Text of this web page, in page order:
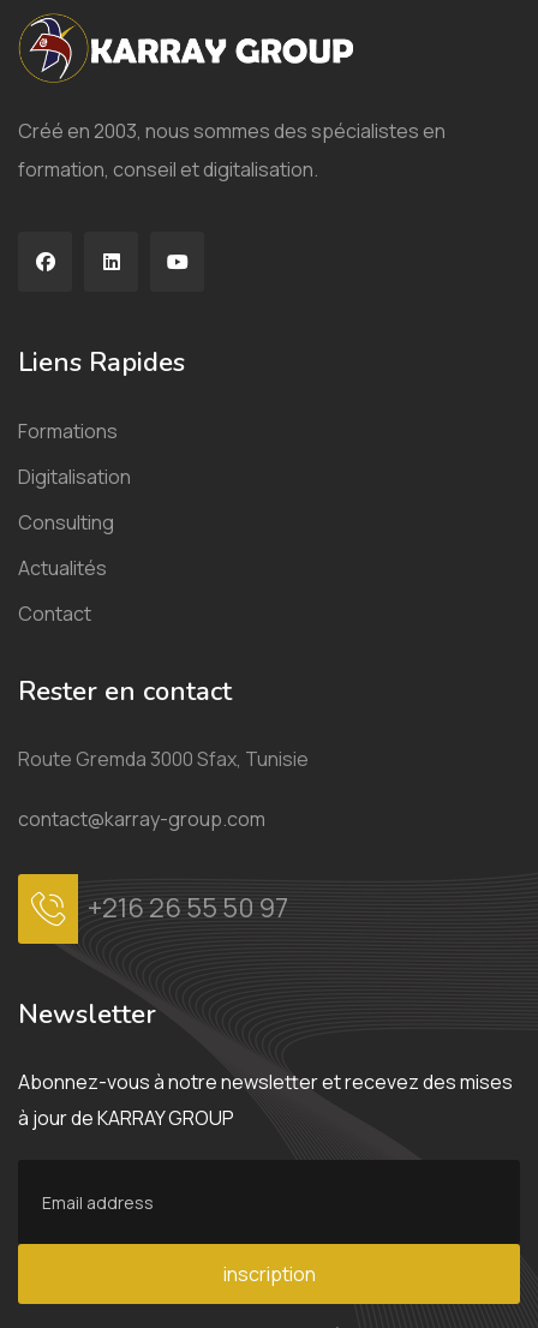
Créé en 2003, nous sommes des spécialistes en
formation, conseil et digitalisation.
Liens Rapides
Formations
Digitalisation
Consulting
Actualités
Contact
Rester en contact
Route Gremda 3000 Sfax, Tunisie
contact@karray-group.com
+216 26 55 50 97
Newsletter
Abonnez-vous à notre newsletter et recevez des mises
à jour de KARRAY GROUP
inscription